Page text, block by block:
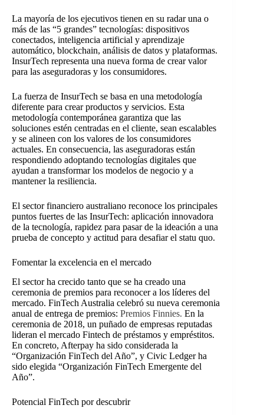
La mayoría de los ejecutivos tienen en su radar una o
más de las “5 grandes” tecnologías: dispositivos
conectados, inteligencia artificial y aprendizaje
automático, blockchain, análisis de datos y plataformas.
InsurTech representa una nueva forma de crear valor
para las aseguradoras y los consumidores.
La fuerza de InsurTech se basa en una metodología
diferente para crear productos y servicios. Esta
metodología contemporánea garantiza que las
soluciones estén centradas en el cliente, sean escalables
y se alineen con los valores de los consumidores
actuales. En consecuencia, las aseguradoras están
respondiendo adoptando tecnologías digitales que
ayudan a transformar los modelos de negocio y a
mantener la resiliencia.
El sector financiero australiano reconoce los principales
puntos fuertes de las InsurTech: aplicación innovadora
de la tecnología, rapidez para pasar de la ideación a una
prueba de concepto y actitud para desafiar el statu quo.
Fomentar la excelencia en el mercado
El sector ha crecido tanto que se ha creado una
ceremonia de premios para reconocer a los líderes del
mercado. FinTech Australia celebró su nueva ceremonia
anual de entrega de premios: Premios Finnies. En la
ceremonia de 2018, un puñado de empresas reputadas
lideran el mercado Fintech de préstamos y empréstitos.
En concreto, Afterpay ha sido considerada la
“Organización FinTech del Año”, y Civic Ledger ha
sido elegida “Organización FinTech Emergente del
Año”.
Potencial FinTech por descubrir